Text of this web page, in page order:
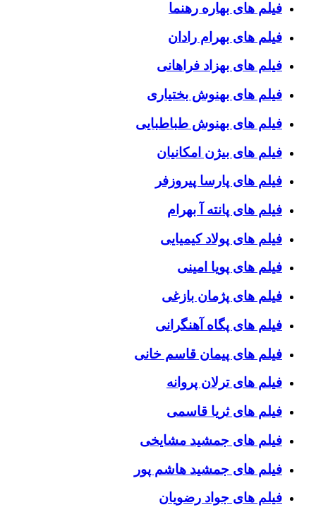
فیلم های بهاره رهنما
فیلم های بهرام رادان
فیلم های بهزاد فراهانی
فیلم های بهنوش بختیاری
فیلم های بهنوش طباطبایی
فیلم های بیژن امکانیان
فیلم های پارسا پیروزفر
فیلم های پانته آ بهرام
فیلم های پولاد کیمیایی
فیلم های پویا امینی
فیلم های پژمان بازغی
فیلم های پگاه آهنگرانی
فیلم های پیمان قاسم خانی
فیلم های ترلان پروانه
فیلم های ثریا قاسمی
فیلم های جمشید مشایخی
فیلم های جمشید هاشم پور
فیلم های جواد رضویان